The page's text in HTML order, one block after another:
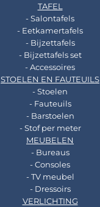
TAFEL
- Salontafels
- Eetkamertafels
- Bijzettafels
- Bijzettafels set
- Accessoires
STOELEN EN FAUTEUILS
- Stoelen
- Fauteuils
- Barstoelen
- Stof per meter
MEUBELEN
- Bureaus
- Consoles
- TV meubel
- Dressoirs
VERLICHTING